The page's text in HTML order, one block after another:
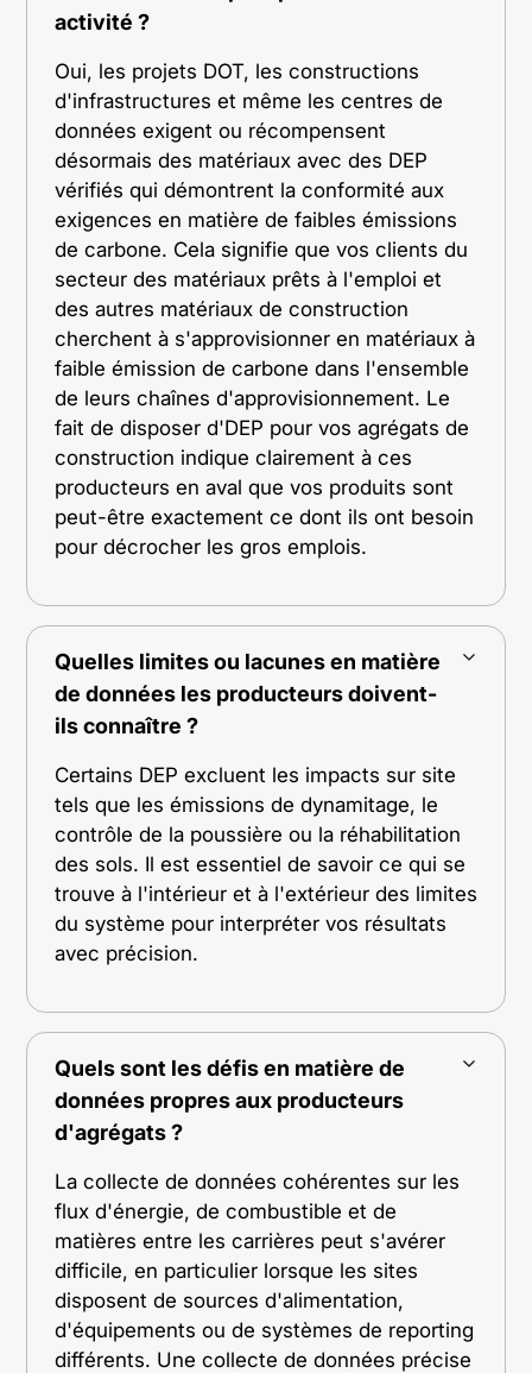
activité ?
Oui, les projets DOT, les constructions
d'infrastructures et même les centres de
données exigent ou récompensent
désormais des matériaux avec des DEP
vérifiés qui démontrent la conformité aux
exigences en matière de faibles émissions
de carbone. Cela signifie que vos clients du
secteur des matériaux prêts à l'emploi et
des autres matériaux de construction
cherchent à s'approvisionner en matériaux à
faible émission de carbone dans l'ensemble
de leurs chaînes d'approvisionnement. Le
fait de disposer d'DEP pour vos agrégats de
construction indique clairement à ces
producteurs en aval que vos produits sont
peut-être exactement ce dont ils ont besoin
pour décrocher les gros emplois.
Quelles limites ou lacunes en matière
de données les producteurs doivent-
ils connaître ?
Certains DEP excluent les impacts sur site
tels que les émissions de dynamitage, le
contrôle de la poussière ou la réhabilitation
des sols. Il est essentiel de savoir ce qui se
trouve à l'intérieur et à l'extérieur des limites
du système pour interpréter vos résultats
avec précision.
Quels sont les défis en matière de
données propres aux producteurs
d'agrégats ?
La collecte de données cohérentes sur les
flux d'énergie, de combustible et de
matières entre les carrières peut s'avérer
difficile, en particulier lorsque les sites
disposent de sources d'alimentation,
d'équipements ou de systèmes de reporting
différents. Une collecte de données précise